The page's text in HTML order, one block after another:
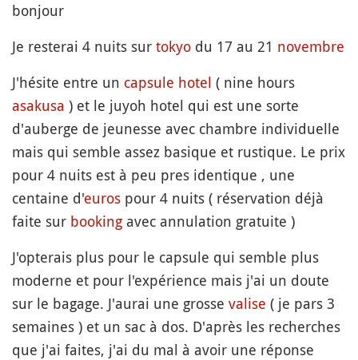
bonjour
Je resterai 4 nuits sur tokyo du 17 au 21 novembre
J'hésite entre un capsule hotel ( nine hours
asakusa ) et le juyoh hotel qui est une sorte
d'auberge de jeunesse avec chambre individuelle
mais qui semble assez basique et rustique. Le prix
pour 4 nuits est à peu pres identique , une
centaine d'euros pour 4 nuits ( réservation déjà
faite sur booking avec annulation gratuite )
J'opterais plus pour le capsule qui semble plus
moderne et pour l'expérience mais j'ai un doute
sur le bagage. J'aurai une grosse valise ( je pars 3
semaines ) et un sac à dos. D'après les recherches
que j'ai faites, j'ai du mal à avoir une réponse